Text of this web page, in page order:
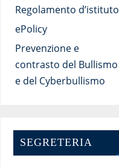
Regolamento d’istituto
ePolicy
Prevenzione e
contrasto del Bullismo
e del Cyberbullismo
SEGRETERIA